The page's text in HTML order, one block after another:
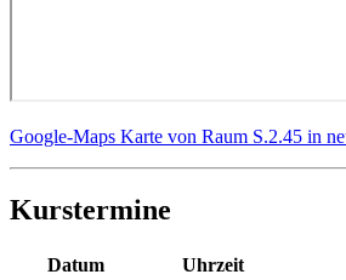
Google-Maps Karte von Raum S.2.45 in
Kurstermine
Datum Uhrzeit